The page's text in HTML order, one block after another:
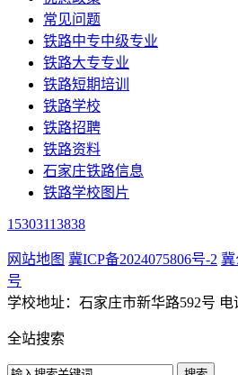
常见问题
铁路中专中级专业
铁路大专专业
铁路短期培训
铁路学校
铁路招聘
铁路资料
石家庄铁路信息
铁路学校图片
15303113838
网站地图 冀ICP备2024075806号-2 冀
号
学校地址：石家庄市新华路592号 电
全站搜索